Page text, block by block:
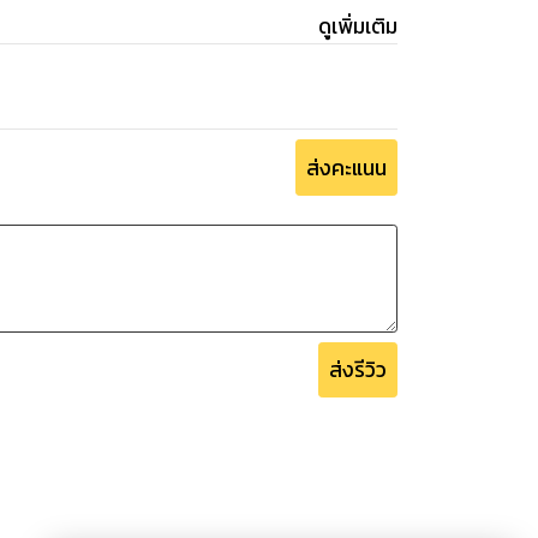
ดูเพิ่มเติม
ส่งคะแนน
ส่งรีวิว